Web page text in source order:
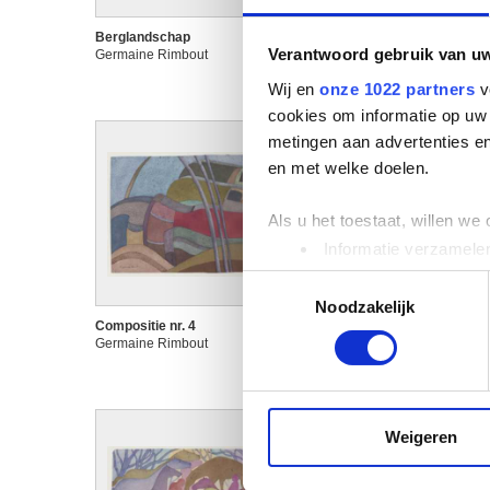
Verantwoord gebruik van
Wij en onze 1022 partners
cookies om informatie op
metingen aan advertenties
en met welke doelen.
Als u het toestaat, willen we
Informatie
Uw apparaat
Lees meer over hoe uw
media, adverteren en
Noodzakelijk
Weigeren
Berglandschap
Germaine Rimbout
Germaine Rimbout
Compositie nr. 4
Germaine Rimbout
Germaine Rimbout